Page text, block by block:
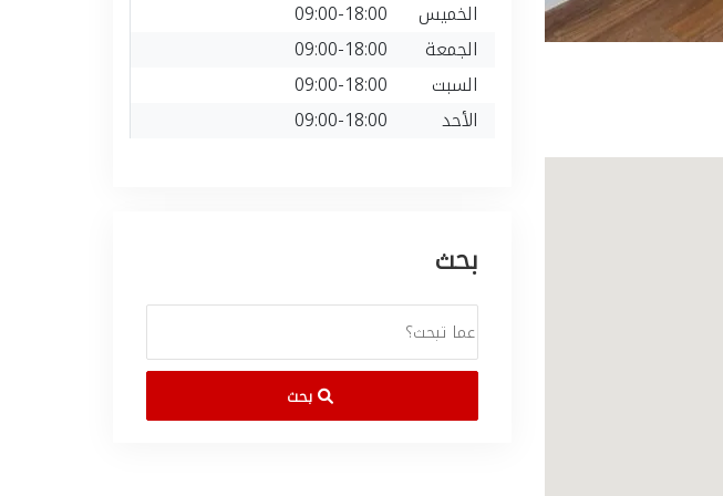
الخميس
09:00-18:00
الجمعة
09:00-18:00
السبت
09:00-18:00
الأحد
09:00-18:00
بحث
بحث